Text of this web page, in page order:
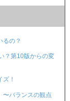
るの？
？第10版からの変
！
バランスの観点